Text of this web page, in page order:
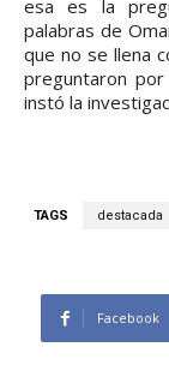
esa es la
palabras de
que no se llena
preguntaron
instó la
TAGS destacada
Facebook